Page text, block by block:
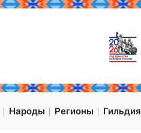
Народы Регионы Гильдия